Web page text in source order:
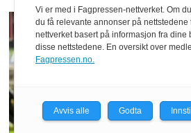
Vi er med i Fagpressen-nettverket. Om
du få relevante annonser på nettstedene
nettverket basert på informasjon fra dine
disse nettstedene. En oversikt over
Fagpressen.no.
Avvis alle Godta